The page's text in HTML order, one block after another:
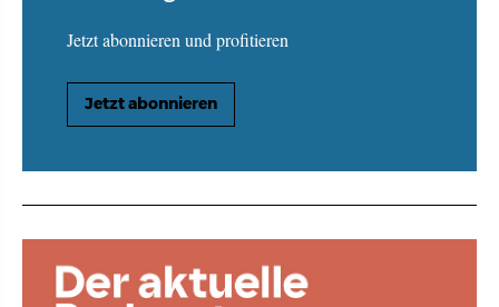
Jetzt abonnieren und profitieren
Jetzt abonnieren